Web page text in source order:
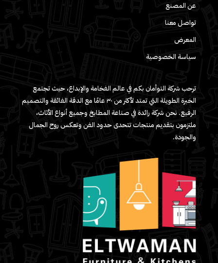
عن المصنع
تواصل معنا
المعرض
سياسة الخصوصية
ترحب شركة التوأمان بكم في عالم الفخامة والإبداع، حيث تجتمع
الخبرة الطويلة التي تمتد لأكثر من ٣٠ عامًا مع الدقة الفائقة والتصميم
الرفيع. نحن شركة رائدة في صناعة المطابخ وجميع أنواع الأثاث،
ملتزمون بتقديم منتجات تتحدى حدود الفن وتعكس روح الجمال
والجودة.